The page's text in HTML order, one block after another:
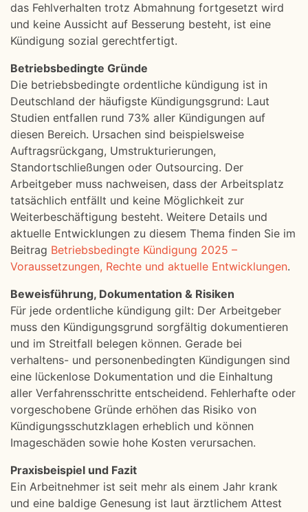
das Fehlverhalten trotz Abmahnung fortgesetzt wird
und keine Aussicht auf Besserung besteht, ist eine
Kündigung sozial gerechtfertigt.
Betriebsbedingte Gründe
Die betriebsbedingte ordentliche kündigung ist in
Deutschland der häufigste Kündigungsgrund: Laut
Studien entfallen rund 73% aller Kündigungen auf
diesen Bereich. Ursachen sind beispielsweise
Auftragsrückgang, Umstrukturierungen,
Standortschließungen oder Outsourcing. Der
Arbeitgeber muss nachweisen, dass der Arbeitsplatz
tatsächlich entfällt und keine Möglichkeit zur
Weiterbeschäftigung besteht. Weitere Details und
aktuelle Entwicklungen zu diesem Thema finden Sie im
Beitrag Betriebsbedingte Kündigung 2025 –
Voraussetzungen, Rechte und aktuelle Entwicklungen.
Beweisführung, Dokumentation & Risiken
Für jede ordentliche kündigung gilt: Der Arbeitgeber
muss den Kündigungsgrund sorgfältig dokumentieren
und im Streitfall belegen können. Gerade bei
verhaltens- und personenbedingten Kündigungen sind
eine lückenlose Dokumentation und die Einhaltung
aller Verfahrensschritte entscheidend. Fehlerhafte oder
vorgeschobene Gründe erhöhen das Risiko von
Kündigungsschutzklagen erheblich und können
Imageschäden sowie hohe Kosten verursachen.
Praxisbeispiel und Fazit
Ein Arbeitnehmer ist seit mehr als einem Jahr krank
und eine baldige Genesung ist laut ärztlichem Attest